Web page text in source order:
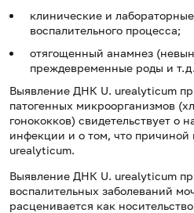
клинические и
воспалительного процесса;
отягощенный анамнез
преждевременные роды и
Выявление ДНК U. urealyticum
патогенных микроорганизмов
гонококков) свидетельствует о
инфекции и о том, что причиной
urealyticum.
Выявление ДНК U. urealyticum
воспалительных заболеваний
расценивается как